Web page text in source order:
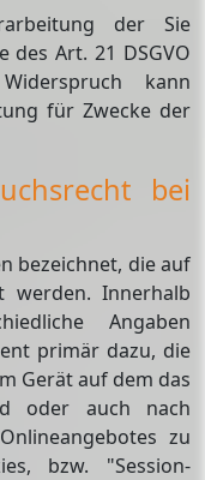
der Sie
des Art. 21 DSGVO
kann
für Zwecke der
bei
bezeichnet, die auf
werden. Innerhalb
Angaben
primär dazu, die
Gerät auf dem das
oder auch nach
zu
bzw. "Session-